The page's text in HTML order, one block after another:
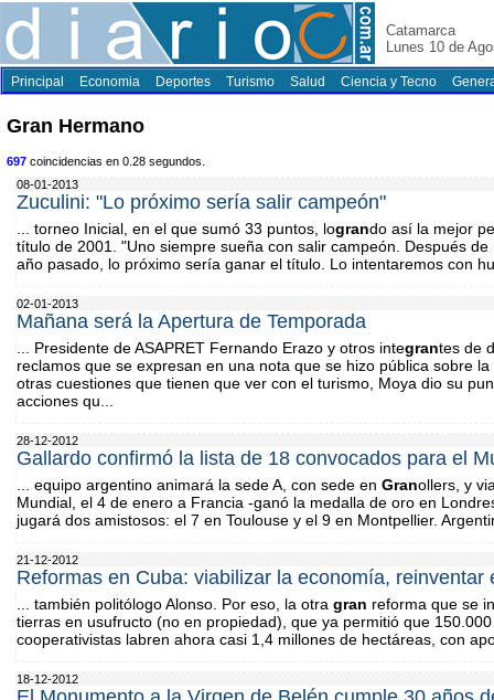
Catamarca
Lunes 10 de
Principal Economia Deportes Turismo Salud Ciencia y Tecno
Gran Hermano
697 coincidencias en 0.28 segundos.
08-01-2013
Zuculini: "Lo próximo sería salir campeón"
... torneo Inicial, en el que sumó 33 puntos, logrando así la mejor
título de 2001. "Uno siempre sueña con salir campeón. Después
año pasado, lo próximo sería ganar el título. Lo intentaremos con
02-01-2013
Mañana será la Apertura de Temporada
... Presidente de ASAPRET Fernando Erazo y otros integrantes de
reclamos que se expresan en una nota que se hizo pública sobre
otras cuestiones que tienen que ver con el turismo, Moya dio su
acciones qu...
28-12-2012
Gallardo confirmó la lista de 18 convocados para el
... equipo argentino animará la sede A, con sede en Granollers, y
Mundial, el 4 de enero a Francia -ganó la medalla de oro en
jugará dos amistosos: el 7 en Toulouse y el 9 en Montpellier.
21-12-2012
Reformas en Cuba: viabilizar la economía, reinventar
... también politólogo Alonso. Por eso, la otra gran reforma que se
tierras en usufructo (no en propiedad), que ya permitió que
cooperativistas labren ahora casi 1,4 millones de hectáreas, con
18-12-2012